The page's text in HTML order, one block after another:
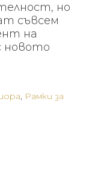
но
съвсем
на
новото
, Рамки за